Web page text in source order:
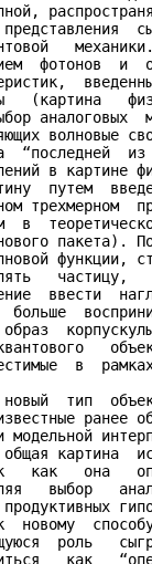
фотонов  и
(картина
аналоговых
волновые
“последней
в картине
путем
трехмерном
в
пакета).
функции,
частицу,
ввести
больше
в
новый  тип
ранее
картина
как   она
выбор
новому
роль
как